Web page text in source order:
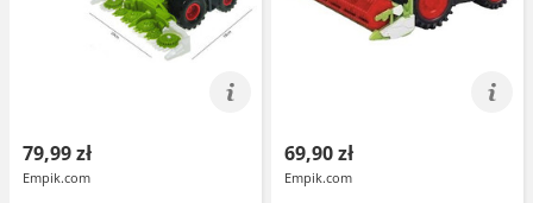
79,99 zł
Empik.com
69,90 zł
Empik.com